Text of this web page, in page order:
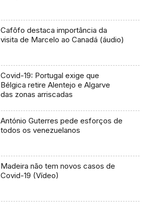
Cafôfo destaca importância da
visita de Marcelo ao Canadá (áudio)
Covid-19: Portugal exige que
Bélgica retire Alentejo e Algarve
das zonas arriscadas
António Guterres pede esforços de
todos os venezuelanos
Madeira não tem novos casos de
Covid-19 (Vídeo)